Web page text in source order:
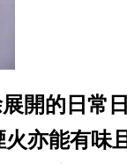
開的日常
亦能有味